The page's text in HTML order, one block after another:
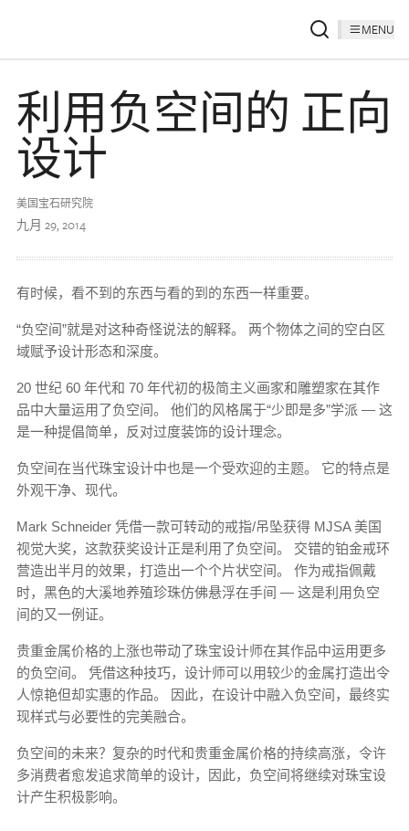
MENU
利用负空间的 正向
设计
美国宝石研究院
九月 29, 2014
有时候，看不到的东西与看的到的东西一样重要。
“负空间”就是对这种奇怪说法的解释。 两个物体之间的空白区
域赋予设计形态和深度。
20 世纪 60 年代和 70 年代初的极简主义画家和雕塑家在其作
品中大量运用了负空间。 他们的风格属于“少即是多”学派 — 这
是一种提倡简单，反对过度装饰的设计理念。
负空间在当代珠宝设计中也是一个受欢迎的主题。 它的特点是
外观干净、现代。
Mark Schneider 凭借一款可转动的戒指/吊坠获得 MJSA 美国
视觉大奖，这款获奖设计正是利用了负空间。 交错的铂金戒环
营造出半月的效果，打造出一个个片状空间。 作为戒指佩戴
时，黑色的大溪地养殖珍珠仿佛悬浮在手间 — 这是利用负空
间的又一例证。
贵重金属价格的上涨也带动了珠宝设计师在其作品中运用更多
的负空间。 凭借这种技巧，设计师可以用较少的金属打造出令
人惊艳但却实惠的作品。 因此，在设计中融入负空间，最终实
现样式与必要性的完美融合。
负空间的未来？复杂的时代和贵重金属价格的持续高涨，令许
多消费者愈发追求简单的设计，因此，负空间将继续对珠宝设
计产生积极影响。